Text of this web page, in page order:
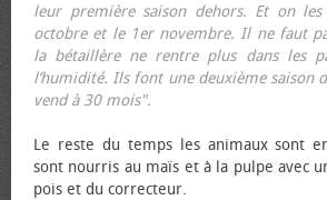
leur première saison dehors. Et on
octobre et le 1er novembre. Il ne faut
la bétaillère ne rentre plus dans les
l’humidité. Ils font une deuxième saison
vend à 30 mois".
Le reste du temps les animaux sont
sont nourris au maïs et à la pulpe avec
pois et du correcteur.